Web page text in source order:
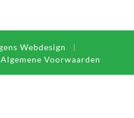
Webdesign
|
Algemene Voorwaarden